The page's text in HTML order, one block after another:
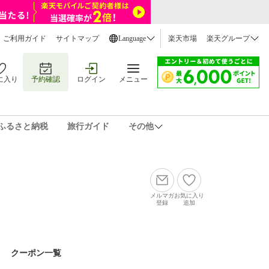
ご利用ガイド サイトマップ Language 楽天市場 楽天グループ
入り 予約確認 ログイン メニュー
るさと納税 旅行ガイド その他
メルマガ
登録
お気に入り
追加
クーポン一覧